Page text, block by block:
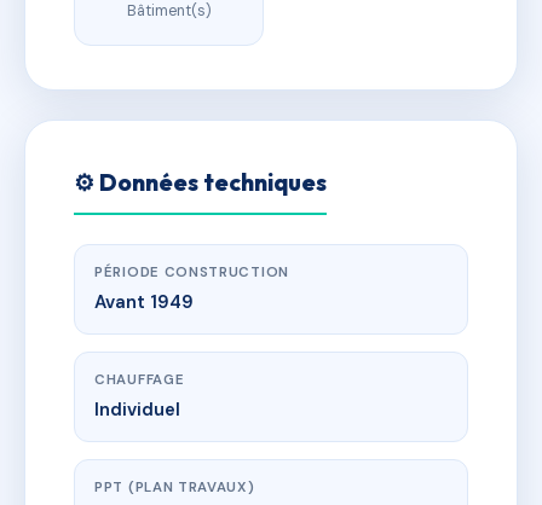
Bâtiment(s)
⚙️ Données techniques
PÉRIODE CONSTRUCTION
Avant 1949
CHAUFFAGE
Individuel
PPT (PLAN TRAVAUX)